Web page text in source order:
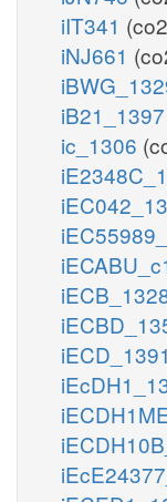
iIT341
iNJ661
iB21_1397
ic_1306
iECD_1391